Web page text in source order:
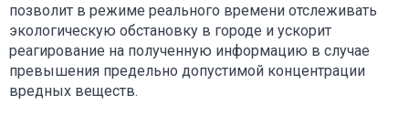
позволит в режиме реального времени отслеживать
экологическую обстановку в городе и ускорит
реагирование на полученную информацию в случае
превышения предельно допустимой концентрации
вредных веществ.